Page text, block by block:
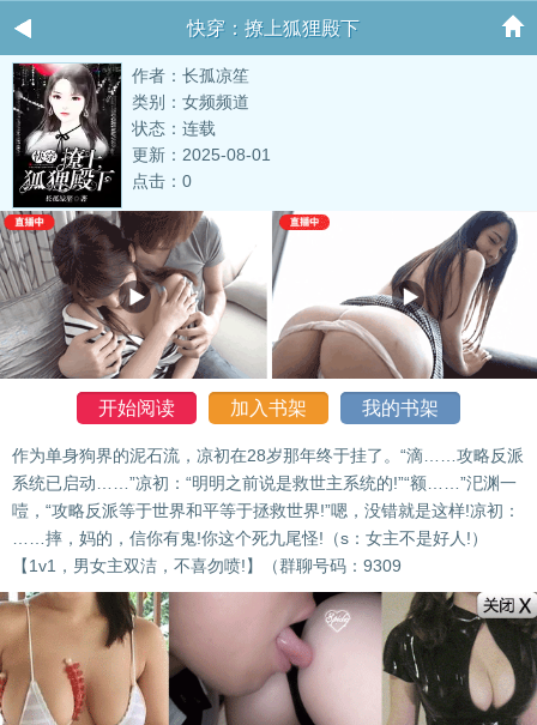
快穿：撩上狐狸殿下
作者：长孤凉笙
类别：女频频道
状态：连载
更新：2025-08-01
点击：0
开始阅读 加入书架 我的书架
作为单身狗界的泥石流，凉初在28岁那年终于挂了。“滴……攻略反派
系统已启动……”凉初：“明明之前说是救世主系统的!”“额……”汜渊一
噎，“攻略反派等于世界和平等于拯救世界!”嗯，没错就是这样!凉初：
……摔，妈的，信你有鬼!你这个死九尾怪!（s：女主不是好人!）
【1v1，男女主双洁，不喜勿喷!】（群聊号码：9309